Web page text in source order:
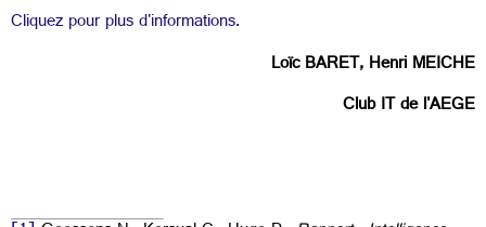
Cliquez pour plus d'informations.
Loïc BARET, Henri MEICHE
Club IT de l'AEGE